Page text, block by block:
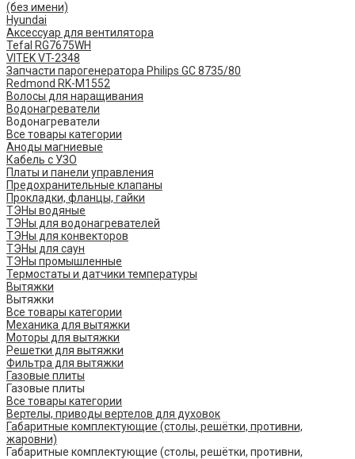
(без имени)
Hyundai
Аксессуар для вентилятора
Tefal RG7675WH
VITEK VT-2348
Запчасти парогенератора Philips GC 8735/80
Redmond RK-M1552
Волосы для наращивания
Водонагреватели
Водонагреватели
Все товары категории
Аноды магниевые
Кабель с УЗО
Платы и панели управления
Предохранительные клапаны
Прокладки, фланцы, гайки
ТЭНы водяные
ТЭНы для водонагревателей
ТЭНы для конвекторов
ТЭНы для саун
ТЭНы промышленные
Термостаты и датчики температуры
Вытяжки
Вытяжки
Все товары категории
Механика для вытяжки
Моторы для вытяжки
Решетки для вытяжки
Фильтра для вытяжки
Газовые плиты
Газовые плиты
Все товары категории
Вертелы, приводы вертелов для духовок
Габаритные комплектующие (столы, решётки, противни,
жаровни)
Габаритные комплектующие (столы, решётки, противни,